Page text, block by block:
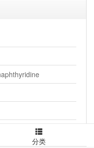
分类